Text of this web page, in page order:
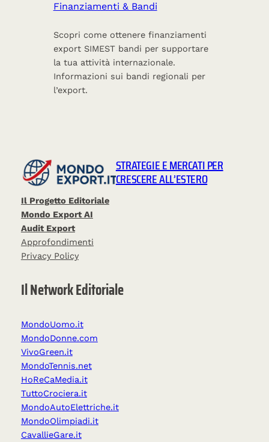
Finanziamenti & Bandi
Scopri come ottenere finanziamenti
export SIMEST bandi per supportare
la tua attività internazionale.
Informazioni sui bandi regionali per
l’export.
STRATEGIE E MERCATI PER
CRESCERE ALL’ESTERO
Il Progetto Editoriale
Mondo Export AI
Audit Export
Approfondimenti
Privacy Policy
Il Network Editoriale
MondoUomo.it
MondoDonne.com
VivoGreen.it
MondoTennis.net
HoReCaMedia.it
TuttoCrociera.it
MondoAutoElettriche.it
MondoOlimpiadi.it
CavallieGare.it